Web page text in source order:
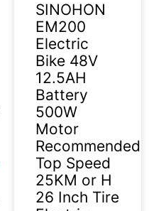
SINOHON
EM200
Electric
Bike 48V
12.5AH
Battery
500W
Motor
Recommended
Top Speed
25KM or H
26 Inch Tire